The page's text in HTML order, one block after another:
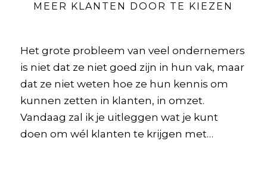
MEER KLANTEN DOOR TE KIEZEN
Het grote probleem van veel ondernemers
is niet dat ze niet goed zijn in hun vak, maar
dat ze niet weten hoe ze hun kennis om
kunnen zetten in klanten, in omzet.
Vandaag zal ik je uitleggen wat je kunt
doen om wél klanten te krijgen met…